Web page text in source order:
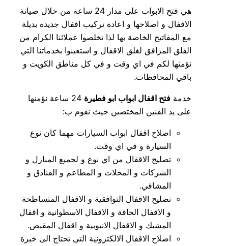
هي فتح الابواب على مدار 24 ساعة من خلال صيانة
الاقفال و اصلاحها و اعادة تركيب اقفال جديدة بديلة
مع المفاتيح الخاصة بها لذا تخلصوا عملائنا الكرام من
القلق المرافق لغلق الاقفال و استعينوا بخدماتنا التي
نؤمنها لكم في اي وقت و في كل مناطق الكويت و
باقي المحافظات.
خدمة فتح اقفال ابواب ابو فطيرة
24 ساعة نؤمنها
على يد الفنين المختصين حيث نقوم ب:
اصلاح اقفال ابواب السيارات مهما كان نوع
السيارة و في اي وقت.
تصليح الاقفال من اي نوع و لجميع المنازل و
الشركات و المحلات و المطاعم و الفنادق و
المشافي.
تصليح الاقفال التوافقية و الاقفال المتساطحة
و الاقفال الحافة و الاقفال الاسطوانية و اقفال
المشبك و الاقفال الانبوبية و اقفال المقبض.
اصلاح الاقفال الالكترونية التي تحتاج الى خبرة